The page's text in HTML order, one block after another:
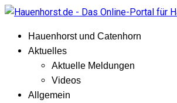
Hauenhorst und Catenhorn
Aktuelles
Aktuelle Meldungen
Videos
Allgemein